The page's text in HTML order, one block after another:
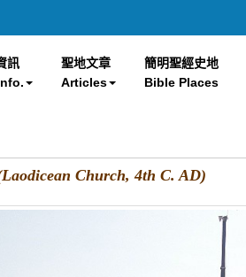
訊
聖地文章
Articles
簡明聖經史地
Bible Places
Church, 4th C. AD)